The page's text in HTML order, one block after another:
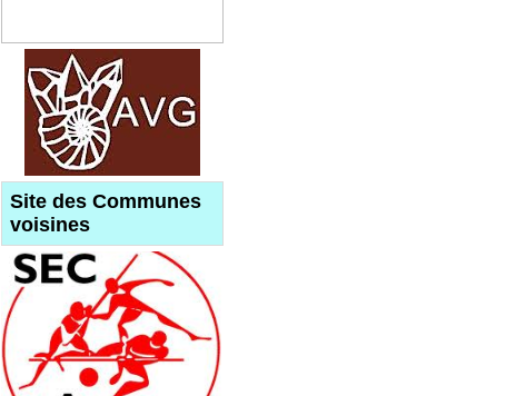
Site des Communes
voisines